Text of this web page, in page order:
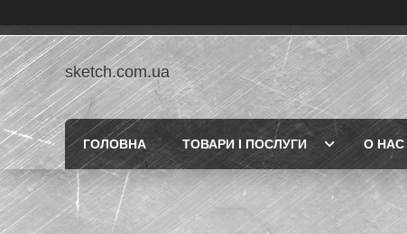
sketch.com.ua
ГОЛОВНА ТОВАРИ І ПОСЛУГИ О НАС